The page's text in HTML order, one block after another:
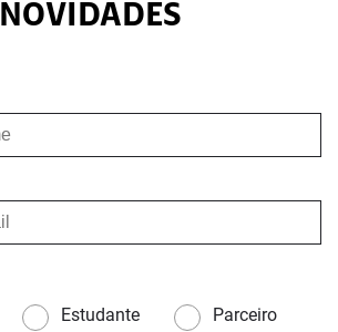
NOVIDADES
Estudante Parceiro